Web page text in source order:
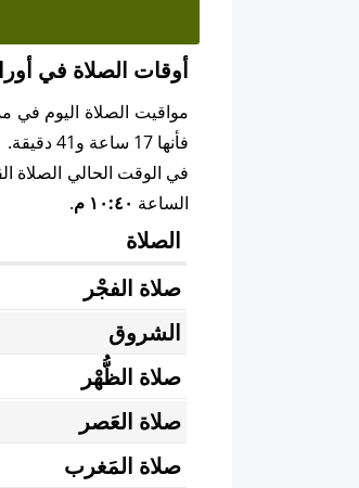
أوقات الصلاة في
مواقيت الصلاة اليوم في
فأنها 17 ساعة و41 دقيقة.
في الوقت الحالي الصلاة
الساعة ١٠:٤٠ م .
الصلاة
صلاة الفجْر
الشروق
صلاة الظُّهْر
صلاة العَصر
صلاة المَغرب